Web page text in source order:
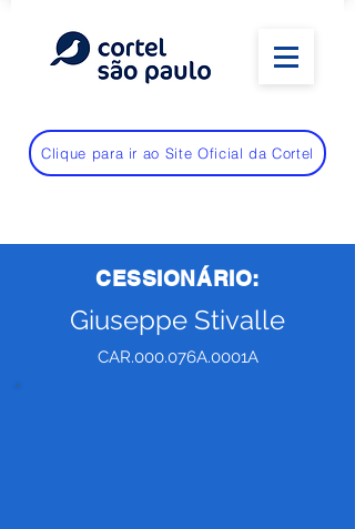
Clique para ir ao Site Oficial da Cortel
CESSIONÁRIO:
Giuseppe Stivalle
CAR.000.076A.0001A